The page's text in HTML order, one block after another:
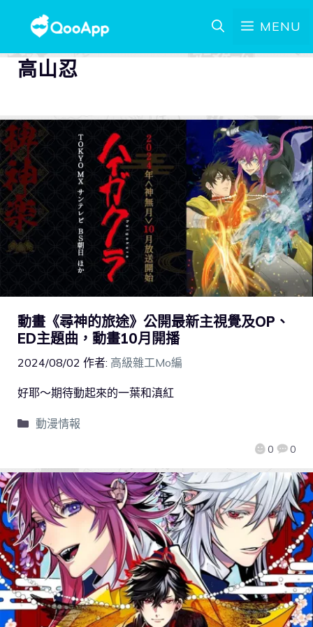
MENU
高山忍
動畫《尋神的旅途》公開最新主視覺及OP、
ED主題曲，動畫10月開播
2024/08/02 作者: 高級雜工Mo編
0 0
好耶～期待動起來的一葉和滇紅
動漫情報